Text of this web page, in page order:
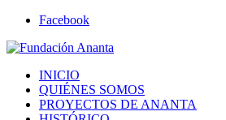
Facebook
INICIO
QUIÉNES SOMOS
PROYECTOS DE ANANTA